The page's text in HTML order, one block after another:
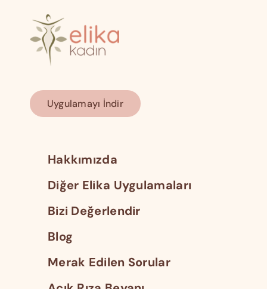
Uygulamayı İndir
Hakkımızda
Diğer Elika Uygulamaları
Bizi Değerlendir
Blog
Merak Edilen Sorular